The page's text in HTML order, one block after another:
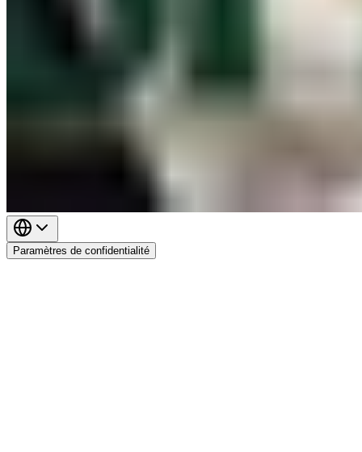
Paramètres de confidentialité